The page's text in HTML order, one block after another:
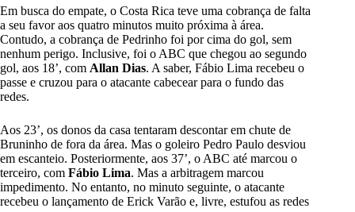
Em busca do empate, o Costa Rica teve uma cobrança de falta
a seu favor aos quatro minutos muito próxima à área.
Contudo, a cobrança de Pedrinho foi por cima do gol, sem
nenhum perigo. Inclusive, foi o ABC que chegou ao segundo
gol, aos 18’, com Allan Dias. A saber, Fábio Lima recebeu o
passe e cruzou para o atacante cabecear para o fundo das
redes.
Aos 23’, os donos da casa tentaram descontar em chute de
Bruninho de fora da área. Mas o goleiro Pedro Paulo desviou
em escanteio. Posteriormente, aos 37’, o ABC até marcou o
terceiro, com Fábio Lima. Mas a arbitragem marcou
impedimento. No entanto, no minuto seguinte, o atacante
recebeu o lançamento de Erick Varão e, livre, estufou as redes